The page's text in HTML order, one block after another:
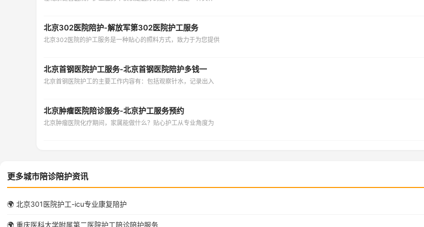
北京302医院陪护-解放军第302医院护工服务
北京302医院的护工服务是一种贴心的照料方式，致力于为您提供
北京首钢医院护工服务-北京首钢医院陪护多钱一
北京首钢医院护工的主要工作内容有：包括观察针水，记录出入
北京肿瘤医院陪诊服务-北京护工服务预约
北京肿瘤医院化疗期间，家属能做什么？贴心护工从专业角度为
更多城市陪诊陪护资讯
🌍 北京301医院护工-icu专业康复陪护
🌍 重庆医科大学附属第二医院护工陪诊陪护服务